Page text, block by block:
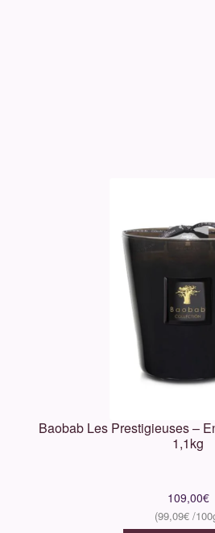
Baobab Les Prestigieuses –
1,1kg
109,00€
99,09€